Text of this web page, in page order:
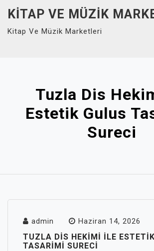
content
KITAP VE MÜZIK
Kitap Ve Müzik Marketleri
Tuzla Dis
Estetik Gulus
Sureci
admin Haziran 14, 2026
TUZLA DIS HEKIMI İLE
TASARIMI SURECI